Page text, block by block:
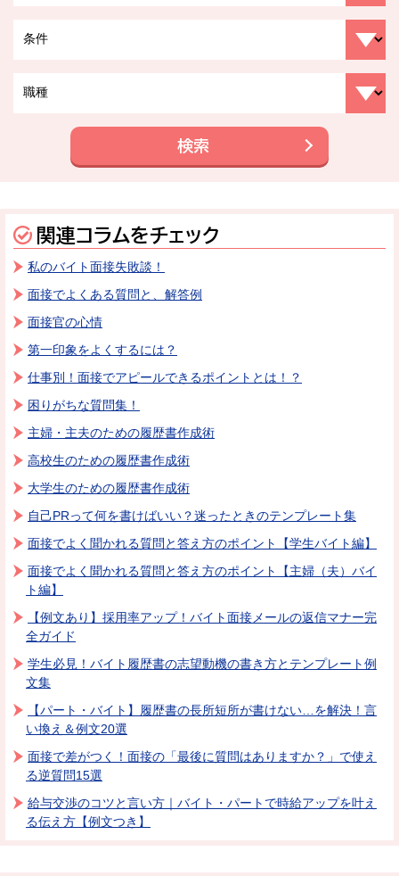
検索
関連コラムをチェック
私のバイト面接失敗談！
面接でよくある質問と、解答例
面接官の心情
第一印象をよくするには？
仕事別！面接でアピールできるポイントとは！？
困りがちな質問集！
主婦・主夫のための履歴書作成術
高校生のための履歴書作成術
大学生のための履歴書作成術
自己PRって何を書けばいい？迷ったときのテンプレート集
面接でよく聞かれる質問と答え方のポイント【学生バイト編】
面接でよく聞かれる質問と答え方のポイント【主婦（夫）バイ
ト編】
【例文あり】採用率アップ！バイト面接メールの返信マナー完
全ガイド
学生必見！バイト履歴書の志望動機の書き方とテンプレート例
文集
【パート・バイト】履歴書の長所短所が書けない…を解決！言
い換え＆例文20選
面接で差がつく！面接の「最後に質問はありますか？」で使え
る逆質問15選
給与交渉のコツと言い方｜バイト・パートで時給アップを叶え
る伝え方【例文つき】